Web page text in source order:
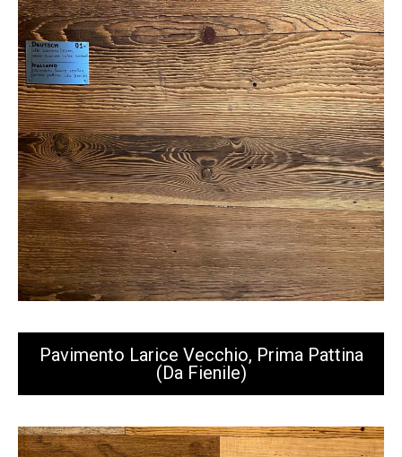
Pavimento Larice Vecchio, Prima Pattina
(da Fienile)